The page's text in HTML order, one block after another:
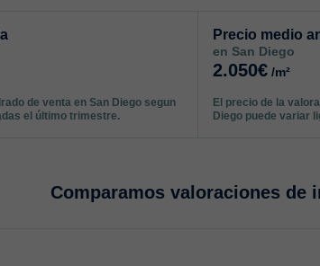
de venta en San Diego segun
el último trimestre.
Precio medio
en San Diego
2.050€/m²
El precio de la
Diego puede variar
Comparamos valoraciones de